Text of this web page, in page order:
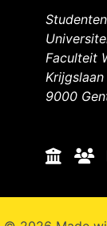
Faculteit
Krijgslaan
9000